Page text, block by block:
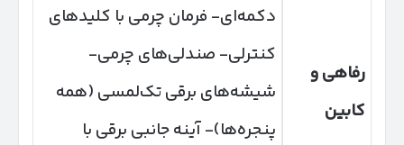
رفاهی و
کابین
دکمه‌ای- فرمان چرمی با کلیدهای
کنترلی- صندلی‌های چرمی-
شیشه‌های برقی تک‌لمسی (همه
پنجره‌ها)- آینه جانبی برقی با